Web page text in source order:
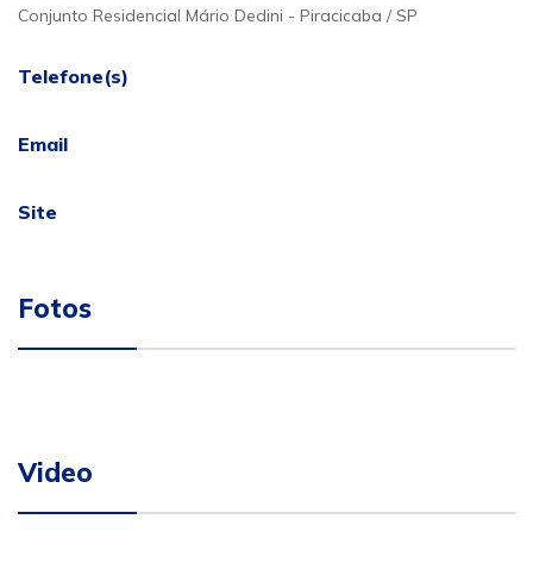
Conjunto Residencial Mário Dedini - Piracicaba / SP
Telefone(s)
Email
Site
Fotos
Video